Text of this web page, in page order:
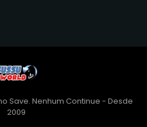
Save. Nenhum Continue - Desde
2009